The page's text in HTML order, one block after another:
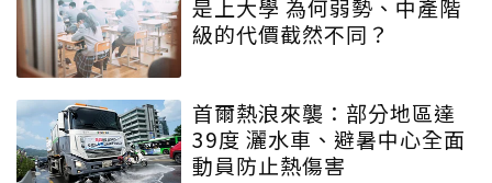
是上大學 為何弱勢、中產階
級的代價截然不同？
首爾熱浪來襲：部分地區達
39度 灑水車、避暑中心全面
動員防止熱傷害